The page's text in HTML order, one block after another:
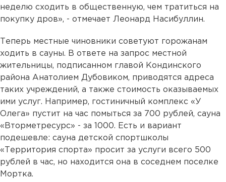
неделю сходить в общественную, чем тратиться на
покупку дров», - отмечает Леонард Насибуллин.
Теперь местные чиновники советуют горожанам
ходить в сауны. В ответе на запрос местной
жительницы, подписанном главой Кондинского
района Анатолием Дубовиком, приводятся адреса
таких учреждений, а также стоимость оказываемых
ими услуг. Например, гостиничный комплекс «У
Олега» пустит на час помыться за 700 рублей, сауна
«Вторметресурс» - за 1000. Есть и вариант
подешевле: сауна детской спортшколы
«Территория спорта» просит за услуги всего 500
рублей в час, но находится она в соседнем поселке
Мортка.